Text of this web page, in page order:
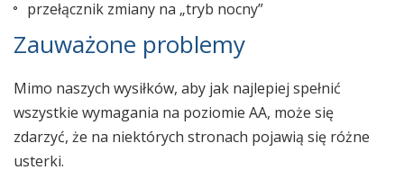
przełącznik zmiany na „tryb nocny”
Zauważone problemy
Mimo naszych wysiłków, aby jak najlepiej spełnić
wszystkie wymagania na poziomie AA, może się
zdarzyć, że na niektórych stronach pojawią się różne
usterki.